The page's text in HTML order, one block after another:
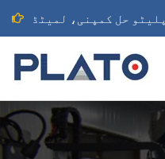
پلیٹو حل کمپنی، لمیٹڈ